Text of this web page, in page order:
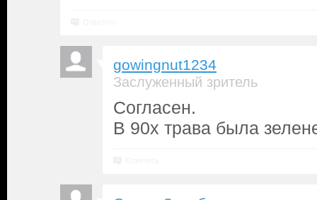
gowingnut1234
Заслуженный зритель
Согласен.
В 90х трава была